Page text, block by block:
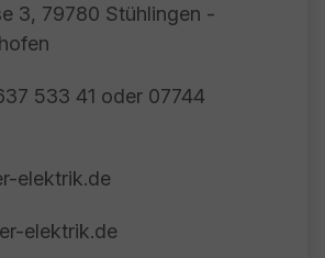
3, 79780 Stühlingen -
533 41 oder 07744
elektrik.de
elektrik.de